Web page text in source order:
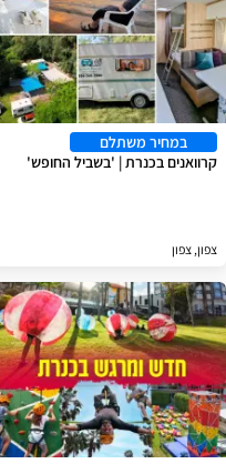
במחיר משתלם
קרוואנים בכנרת | 'בשביל החופש'
צפון, צפון